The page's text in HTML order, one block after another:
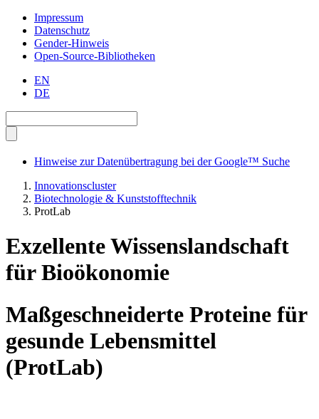
Impressum
Datenschutz
Gender-Hinweis
Open-Source-Bibliotheken
EN
DE
Hinweise zur Datenübertragung bei der Google™ Suche
Innovationscluster
Biotechnologie & Kunststofftechnik
ProtLab
Exzellente Wissenslandschaft
für Bioökonomie
Maßgeschneiderte Proteine für
gesunde Lebensmittel
(ProtLab)